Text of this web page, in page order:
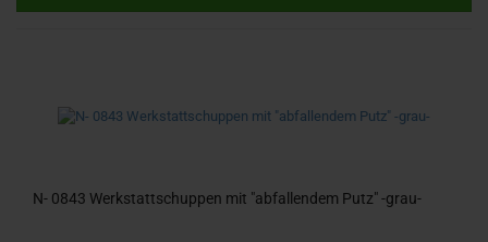
N- 0843 Werk­statt­schup­pen mit "ab­fal­len­dem Putz" -​grau-